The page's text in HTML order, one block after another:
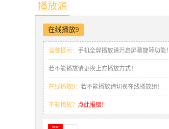
播放源
在线播放9
温馨提示： 手机全屏播放请开启屏幕旋转功能！
若不能播放请更换上方播放方式！
在线播放9： 若不能播放请切换在线播放组！
不能播放？ 点此报错！